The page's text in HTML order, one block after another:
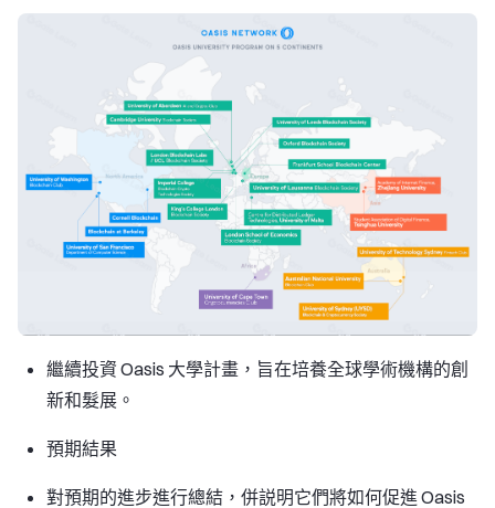
繼續投資 Oasis 大學計畫，旨在培養全球學術機構的創
新和髮展。
預期結果
對預期的進步進行總結，併説明它們將如何促進 Oasis